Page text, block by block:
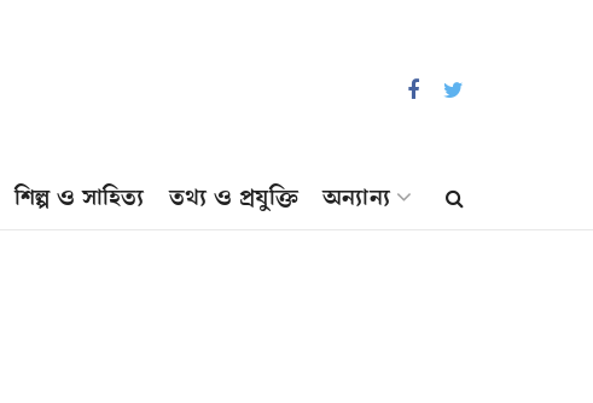
শিল্প ও সাহিত্য তথ্য ও প্রযুক্তি অন্যান্য